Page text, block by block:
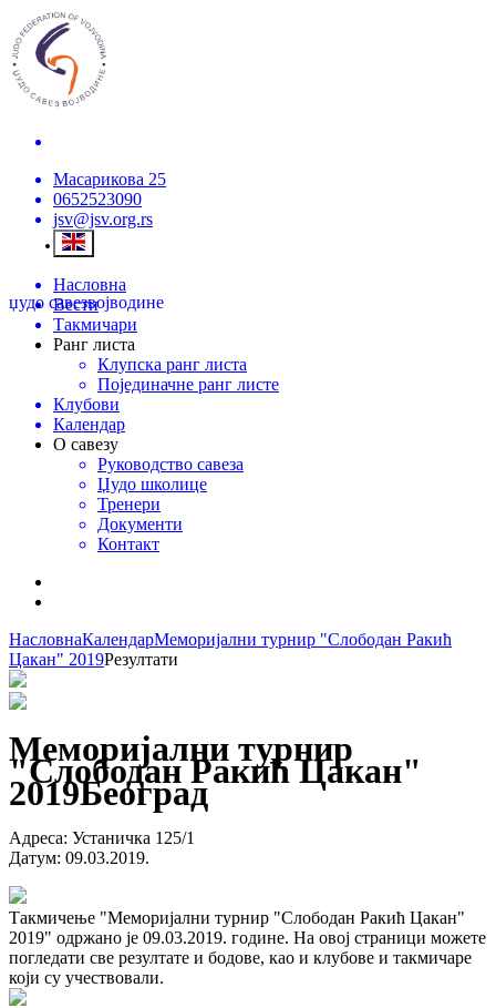
Масарикова 25
0652523090
jsv@jsv.org.rs
џудо савезвојводине
Насловна
Вести
Такмичари
Ранг листа
Клупска ранг листа
Појединачне ранг листе
Клубови
Календар
О савезу
Руководство савеза
Џудо школице
Тренери
Документи
Контакт
НасловнаКалендарМеморијални турнир "Слободан Ракић
Цакан" 2019Резултати
Меморијални турнир
"Слободан Ракић Цакан"
2019Београд
Адреса: Устаничка 125/1
Датум: 09.03.2019.
Такмичење "Меморијални турнир "Слободан Ракић Цакан"
2019" одржано је 09.03.2019. године. На овој страници можете
погледати све резултате и бодове, као и клубове и такмичаре
који су учествовали.